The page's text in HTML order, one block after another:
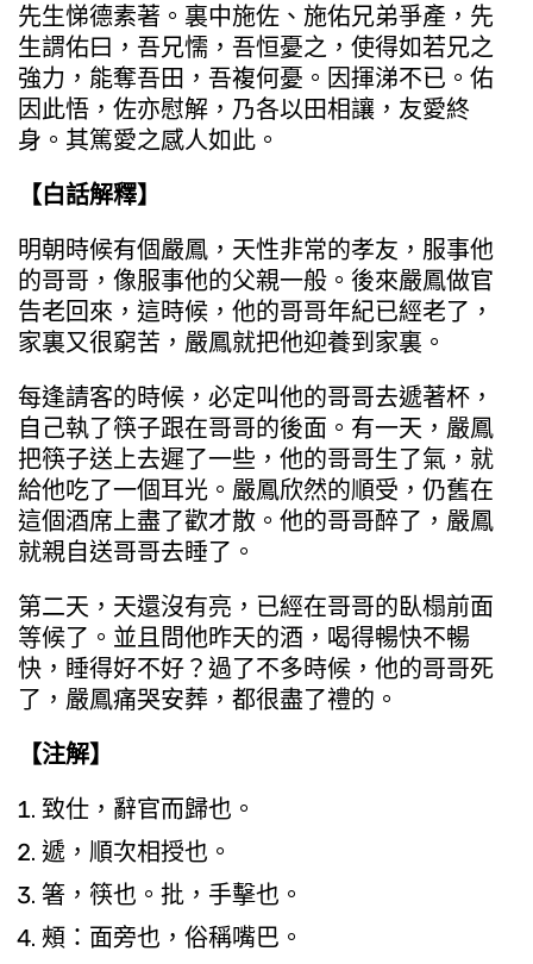
先生悌德素著。裏中施佐、施佑兄弟爭產，先
生謂佑曰，吾兄懦，吾恒憂之，使得如若兄之
強力，能奪吾田，吾複何憂。因揮涕不已。佑
因此悟，佐亦慰解，乃各以田相讓，友愛終
身。其篤愛之感人如此。
【白話解釋】
明朝時候有個嚴鳳，天性非常的孝友，服事他
的哥哥，像服事他的父親一般。後來嚴鳳做官
告老回來，這時候，他的哥哥年紀已經老了，
家裏又很窮苦，嚴鳳就把他迎養到家裏。
每逢請客的時候，必定叫他的哥哥去遞著杯，
自己執了筷子跟在哥哥的後面。有一天，嚴鳳
把筷子送上去遲了一些，他的哥哥生了氣，就
給他吃了一個耳光。嚴鳳欣然的順受，仍舊在
這個酒席上盡了歡才散。他的哥哥醉了，嚴鳳
就親自送哥哥去睡了。
第二天，天還沒有亮，已經在哥哥的臥榻前面
等候了。並且問他昨天的酒，喝得暢快不暢
快，睡得好不好？過了不多時候，他的哥哥死
了，嚴鳳痛哭安葬，都很盡了禮的。
【注解】
致仕，辭官而歸也。
遞，順次相授也。
箸，筷也。批，手擊也。
頰：面旁也，俗稱嘴巴。